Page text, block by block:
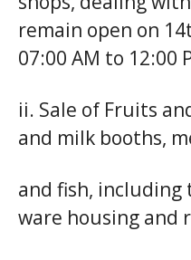
remain open on
07:00 AM to 12:00
ii. Sale of Fruits
and milk booths,
and fish,
ware housing and